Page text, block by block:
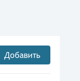
Добавить